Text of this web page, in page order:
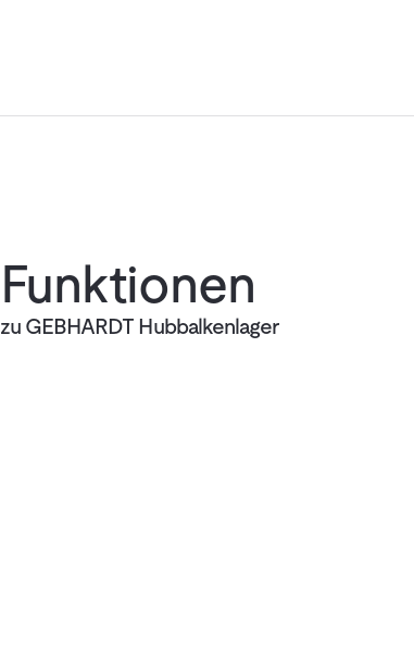
Funktionen
zu GEBHARDT Hubbalkenlager